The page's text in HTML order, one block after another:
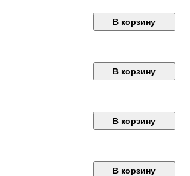
В корзину
В корзину
В корзину
В корзину